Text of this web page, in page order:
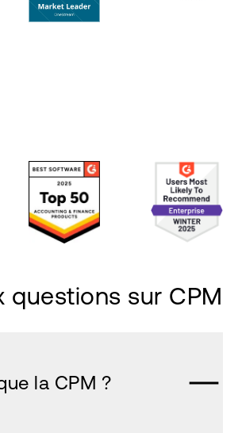
questions sur CPM
la CPM ?